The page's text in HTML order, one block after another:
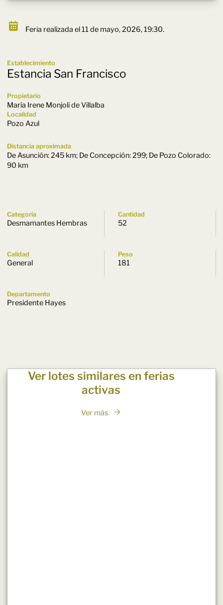
Feria realizada el 11 de mayo, 2026, 19:30.
Establecimiento
Estancia San Francisco
Propietario
María Irene Monjoli de Villalba
Localidad
Pozo Azul
Distancia aproximada
De Asunción: 245 km; De Concepción: 299; De Pozo Colorado:
90 km
Categoría
Desmamantes Hembras
Cantidad
52
Calidad
General
Peso
181
Departamento
Presidente Hayes
Ver lotes similares en ferias
activas
Ver más